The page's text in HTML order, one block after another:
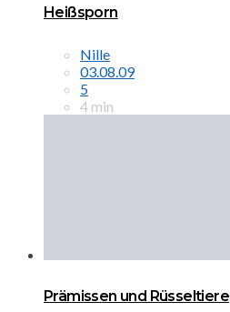
Heißsporn
Nille
03.08.09
5
4 min
Prämissen und Rüsseltiere